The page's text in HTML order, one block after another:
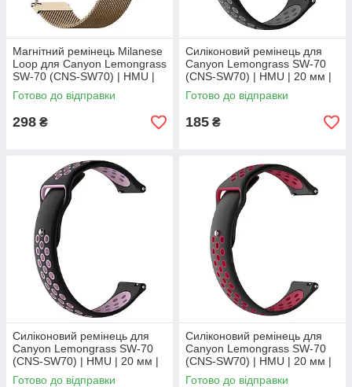
Магнітний ремінець Milanese
Loop для Canyon Lemongrass
SW-70 (CNS-SW70) | HMU |
20 мм | Vintage Gold
Готово до відправки
298 ₴
Силіконовий ремінець для
Canyon Lemongrass SW-70
(CNS-SW70) | HMU | 20 мм |
чорний та сірий
Готово до відправки
185 ₴
Силіконовий ремінець для
Canyon Lemongrass SW-70
(CNS-SW70) | HMU | 20 мм |
чорний та рожевий
Готово до відправки
Силіконовий ремінець для
Canyon Lemongrass SW-70
(CNS-SW70) | HMU | 20 мм |
чорний та червоний
Готово до відправки